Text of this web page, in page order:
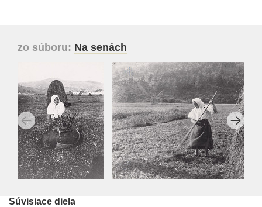
zo súboru: Na senách
Súvisiace diela